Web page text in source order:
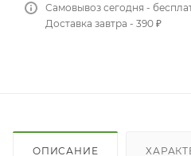
Самовывоз сегодня -
Доставка завтра - 390 ₽
ОПИСАНИЕ